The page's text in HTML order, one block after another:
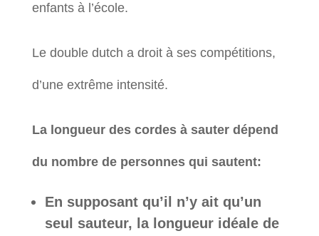
enfants à l’école.
Le double dutch a droit à ses compétitions,
d’une extrême intensité.
La longueur des cordes à sauter dépend
du nombre de personnes qui sautent:
En supposant qu’il n’y ait qu’un
seul sauteur, la longueur idéale de